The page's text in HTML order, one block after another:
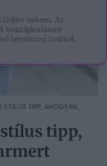
TIPP, AHOGYAN...
tipp,
nekem. Az
hozzájárulásom
leiratkozó linkkel.